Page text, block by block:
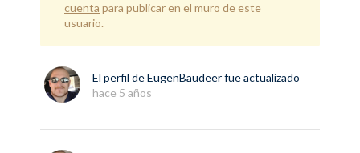
cuenta para publicar en el muro de este
usuario.
El perfil deEugenBaudeerfue actualizado
hace 5 años